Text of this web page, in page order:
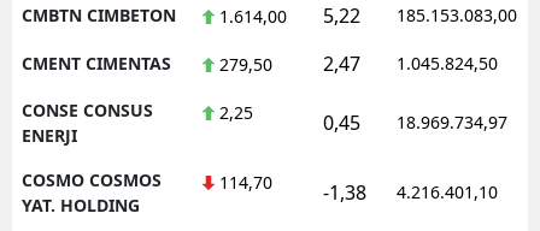
CMBTN CIMBETON 1.614,00 5,22 185.153.083,00
CMENT CIMENTAS 279,50 2,47 1.045.824,50
CONSE CONSUS
ENERJI
2,25 0,45 18.969.734,97
COSMO COSMOS
YAT. HOLDING
114,70 -1,38 4.216.401,10